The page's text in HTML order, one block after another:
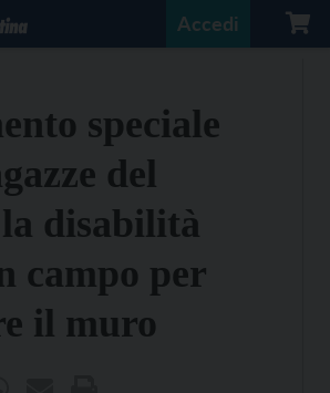
Accedi
speciale
del
disabilità
campo per
il muro